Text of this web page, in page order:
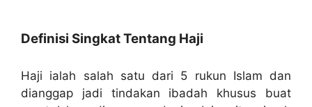
Definisi Singkat Tentang Haji
Haji ialah salah satu dari 5 rukun Islam dan
dianggap jadi tindakan ibadah khusus buat